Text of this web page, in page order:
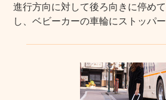
進行方向に対して後ろ向きに停め
し、ベビーカーの車輪にストッパ